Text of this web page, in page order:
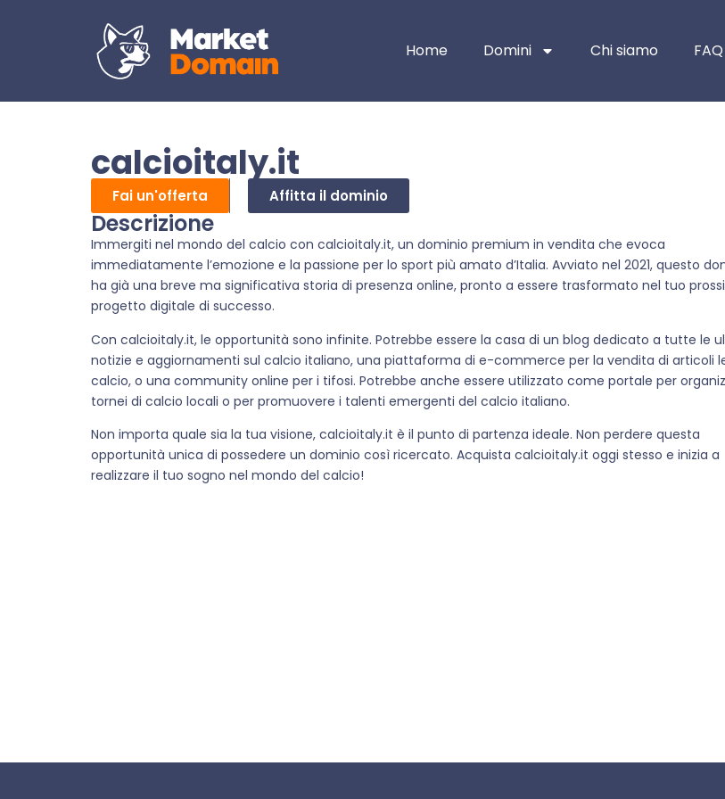
Home Domini Chi siamo FAQ
calcioitaly.it
Fai un'offerta Affitta il dominio
Descrizione
Immergiti nel mondo del calcio con calcioitaly.it, un dominio premium in vendita che evoca
immediatamente l’emozione e la passione per lo sport più amato d’Italia. Avviato nel 2021, questo
ha già una breve ma significativa storia di presenza online, pronto a essere trasformato nel tuo
progetto digitale di successo.
Con calcioitaly.it, le opportunità sono infinite. Potrebbe essere la casa di un blog dedicato a tutte le
notizie e aggiornamenti sul calcio italiano, una piattaforma di e-commerce per la vendita di articoli
calcio, o una community online per i tifosi. Potrebbe anche essere utilizzato come portale per
tornei di calcio locali o per promuovere i talenti emergenti del calcio italiano.
Non importa quale sia la tua visione, calcioitaly.it è il punto di partenza ideale. Non perdere questa
opportunità unica di possedere un dominio così ricercato. Acquista calcioitaly.it oggi stesso e inizia a
realizzare il tuo sogno nel mondo del calcio!